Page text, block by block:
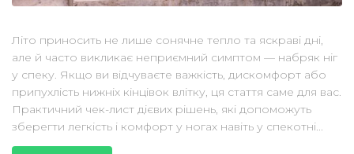
Літо приносить не лише сонячне тепло та яскраві дні,
але й часто викликає неприємний симптом — набряк ніг
у спеку. Якщо ви відчуваєте важкість, дискомфорт або
припухлість нижніх кінцівок влітку, ця стаття саме для вас.
Практичний чек-лист дієвих рішень, які допоможуть
зберегти легкість і комфорт у ногах навіть у спекотні...